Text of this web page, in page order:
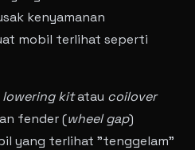
kenyamanan
mobil terlihat seperti
lowering kitatau coilover
fender (wheel gap)
yang terlihat "tenggelam"